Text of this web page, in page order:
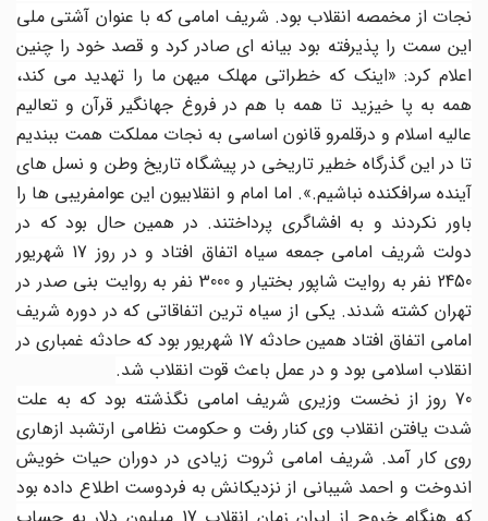
نجات از مخمصه انقلاب بود. شریف امامی که با عنوان آشتی ملی
این سمت را پذیرفته بود بیانه ای صادر کرد و قصد خود را چنین
اعلام کرد: «اینک که خطراتی مهلک میهن ما را تهدید می کند،
همه به پا خیزید تا همه با هم در فروغ جهانگیر قرآن و تعالیم
عالیه اسلام و درقلمرو قانون اساسی به نجات مملکت همت ببندیم
تا در این گذرگاه خطیر تاریخی در پیشگاه تاریخ وطن و نسل های
آینده سرافکنده نباشیم.». اما امام و انقلابیون این عوامفریبی ها را
باور نکردند و به افشاگری پرداختند. در همین حال بود که در
دولت شریف امامی جمعه سیاه اتفاق افتاد و در روز 17 شهریور
2450 نفر به روایت شاپور بختیار و 3000 نفر به روایت بنی صدر در
تهران کشته شدند. یکی از سیاه ترین اتفاقاتی که در دوره شریف
امامی اتفاق افتاد همین حادثه 17 شهریور بود که حادثه غمباری در
انقلاب اسلامی بود و در عمل باعث قوت انقلاب شد.
70 روز از نخست وزیری شریف امامی نگذشته بود که به علت
شدت یافتن انقلاب وی کنار رفت و حکومت نظامی ارتشبد ازهاری
روی کار آمد. شریف امامی ثروت زیادی در دوران حیات خویش
اندوخت و احمد شیبانی از نزدیکانش به فردوست اطلاع داده بود